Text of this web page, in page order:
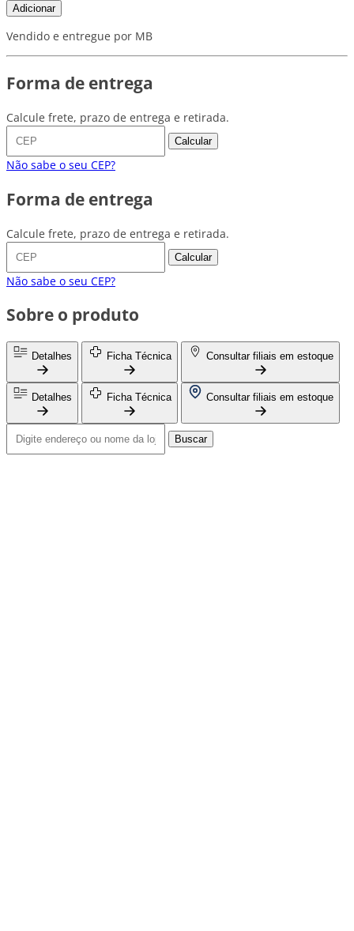
Adicionar
Vendido e entregue por MB
Forma de entrega
Calcule frete, prazo de entrega e retirada.
Calcular
Não sabe o seu CEP?
Forma de entrega
Calcule frete, prazo de entrega e retirada.
Calcular
Não sabe o seu CEP?
Sobre o produto
Detalhes Ficha Técnica Consultar filiais em estoque
Detalhes Ficha Técnica Consultar filiais em estoque
Buscar